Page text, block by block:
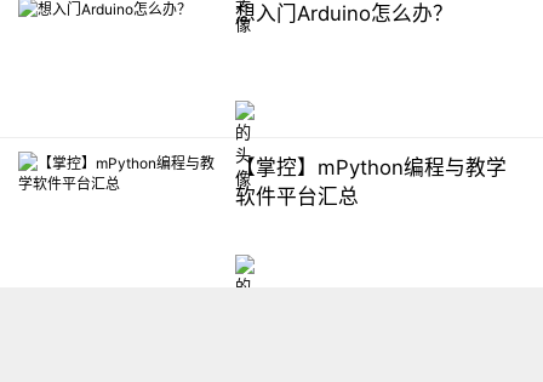
想入门Arduino怎么办？
【掌控】mPython编程与教学
软件平台汇总